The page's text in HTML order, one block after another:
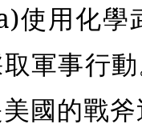
使用化學
軍事行
國的戰